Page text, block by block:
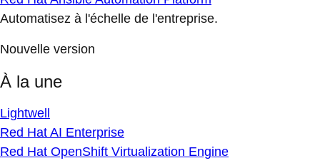
Automatisez à l'échelle de l'entreprise.
Nouvelle version
À la une
Lightwell
Red Hat AI Enterprise
Red Hat OpenShift Virtualization Engine